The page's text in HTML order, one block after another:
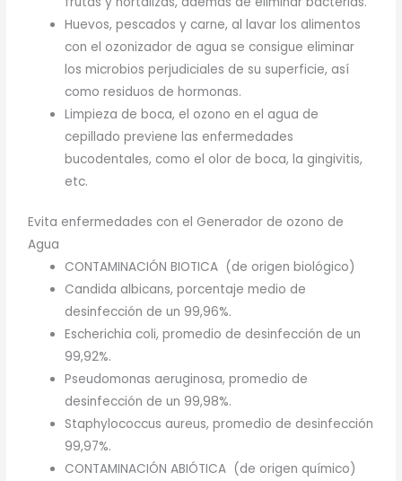
Huevos, pescados y carne, al lavar los alimentos
con el ozonizador de agua se consigue eliminar
los microbios perjudiciales de su superficie, así
como residuos de hormonas.
Limpieza de boca, el ozono en el agua de
cepillado previene las enfermedades
bucodentales, como el olor de boca, la gingivitis,
etc.
Evita enfermedades con el Generador de ozono de
Agua
CONTAMINACIÓN BIOTICA (de origen biológico)
Candida albicans, porcentaje medio de
desinfección de un 99,96%.
Escherichia coli, promedio de desinfección de un
99,92%.
Pseudomonas aeruginosa, promedio de
desinfección de un 99,98%.
Staphylococcus aureus, promedio de desinfección
99,97%.
CONTAMINACIÓN ABIÓTICA (de origen químico)